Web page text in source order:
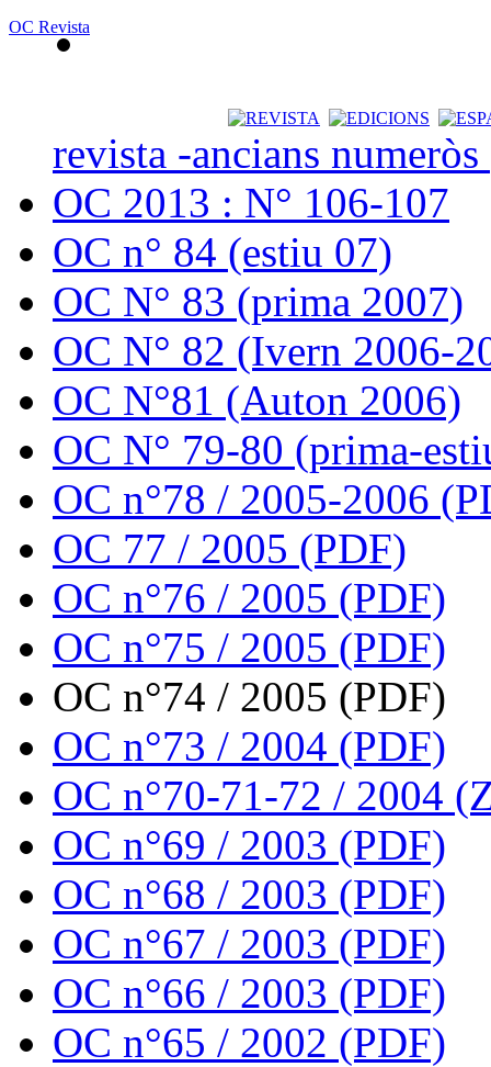
OC Revista
revista -ancians
OC 2013 : N° 106-107
OC n° 84 (estiu 07)
OC N° 83 (prima 2007)
OC N° 82 (Ivern 2006-
OC N°81 (Auton 2006)
OC N° 79-80 (prima-
OC n°78 / 2005-2006
OC 77 / 2005 (PDF)
OC n°76 / 2005 (PDF)
OC n°75 / 2005 (PDF)
OC n°74 / 2005 (PDF)
OC n°73 / 2004 (PDF)
OC n°70-71-72 / 2004
OC n°69 / 2003 (PDF)
OC n°68 / 2003 (PDF)
OC n°67 / 2003 (PDF)
OC n°66 / 2003 (PDF)
OC n°65 / 2002 (PDF)